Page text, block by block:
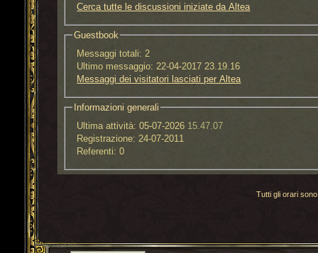
Cerca tutte le discussioni iniziate da Altea
Guestbook
Messaggi totali: 2
Ultimo messaggio: 22-04-2017 23.19.16
Messaggi dei visitatori lasciati per Altea
Informazioni generali
Ultima attività: 05-07-2026 15.47.07
Registrazione: 24-07-2011
Referenti: 0
Tutti gli orari